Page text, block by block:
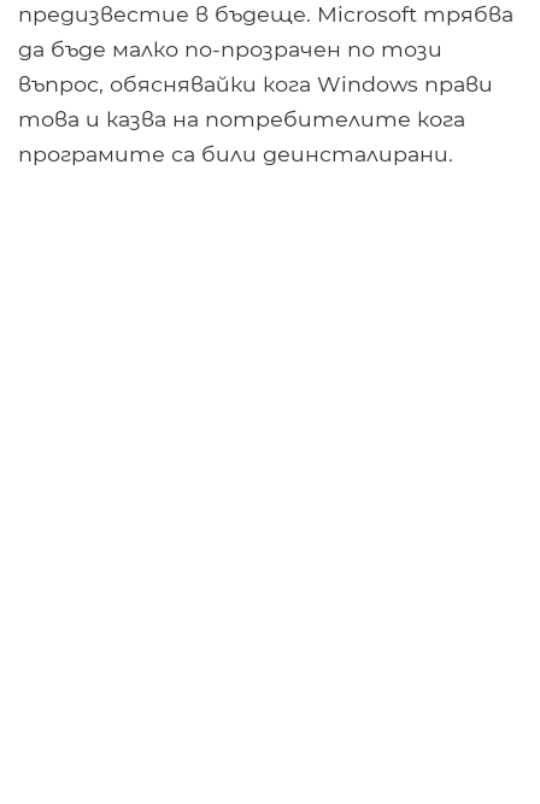
предизвестие в бъдеще. Microsoft трябва
да бъде малко по-прозрачен по този
въпрос, обяснявайки кога Windows прави
това и казва на потребителите кога
програмите са били деинсталирани.